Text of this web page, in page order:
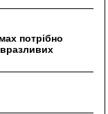
потрібно